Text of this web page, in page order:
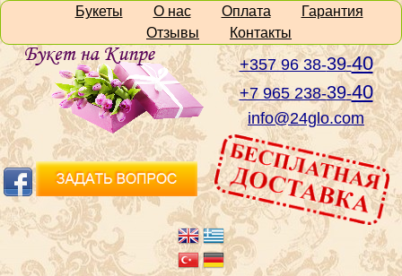
Букеты О нас Оплата
Гарантия
Отзывы
Контакты
+357 96 38-39-40
+7 965 238-39-40
info@24glo.com